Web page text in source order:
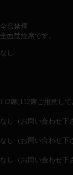
全席禁煙
全面禁煙席です。
なし
112席(112席ご用意し
なし（お問い合わせ下
なし（お問い合わせ下
なし（お問い合わせ下